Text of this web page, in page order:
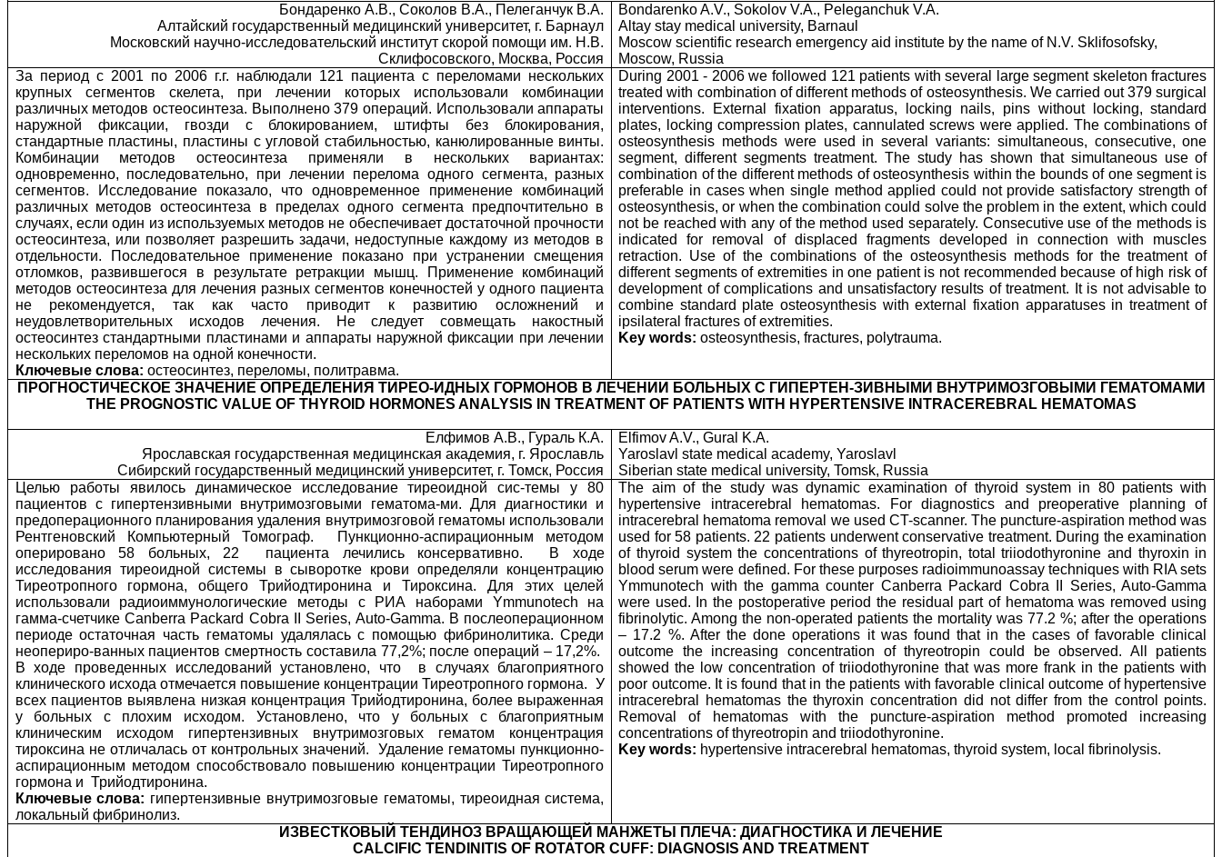
Бондаренко А.В., Соколов В.А., Пелеганчук В.А.
Алтайский государственный медицинский университет, г. Барнаул
Московский научно-исследовательский институт скорой помощи им. Н.В.
Склифосовского, Москва, Россия
Bondarenko A.V., Sokolov V.A., Peleganchuk V.A.
Altay stay medical university, Barnaul
Moscow scientific research emergency aid institute by the name of N.V. Sklifosofsky,
Moscow, Russia
За период с 2001 по 2006 г.г. наблюдали 121 пациента с переломами нескольких
крупных сегментов скелета, при лечении которых использовали комбинации
различных методов остеосинтеза. Выполнено 379 операций. Использовали аппараты
наружной фиксации, гвозди с блокированием, штифты без блокирования,
стандартные пластины, пластины с угловой стабильностью, канюлированные винты.
Комбинации методов остеосинтеза применяли в нескольких вариантах:
одновременно, последовательно, при лечении перелома одного сегмента, разных
сегментов. Исследование показало, что одновременное применение комбинаций
различных методов остеосинтеза в пределах одного сегмента предпочтительно в
случаях, если один из используемых методов не обеспечивает достаточной прочности
остеосинтеза, или позволяет разрешить задачи, недоступные каждому из методов в
отдельности. Последовательное применение показано при устранении смещения
отломков, развившегося в результате ретракции мышц. Применение комбинаций
методов остеосинтеза для лечения разных сегментов конечностей у одного пациента
не рекомендуется, так как часто приводит к развитию осложнений и
неудовлетворительных исходов лечения. Не следует совмещать накостный
остеосинтез стандартными пластинами и аппараты наружной фиксации при лечении
нескольких переломов на одной конечности.
Ключевые слова: остеосинтез, переломы, политравма.
During 2001 - 2006 we followed 121 patients with several large segment skeleton fractures
treated with combination of different methods of osteosynthesis. We carried out 379 surgical
interventions. External fixation apparatus, locking nails, pins without locking, standard
plates, locking compression plates, cannulated screws were applied. The combinations of
osteosynthesis methods were used in several variants: simultaneous, consecutive, one
segment, different segments treatment. The study has shown that simultaneous use of
combination of the different methods of osteosynthesis within the bounds of one segment is
preferable in cases when single method applied could not provide satisfactory strength of
osteosynthesis, or when the combination could solve the problem in the extent, which could
not be reached with any of the method used separately. Consecutive use of the methods is
indicated for removal of displaced fragments developed in connection with muscles
retraction. Use of the combinations of the osteosynthesis methods for the treatment of
different segments of extremities in one patient is not recommended because of high risk of
development of complications and unsatisfactory results of treatment. It is not advisable to
combine standard plate osteosynthesis with external fixation apparatuses in treatment of
ipsilateral fractures of extremities.
Key words: osteosynthesis, fractures, polytrauma.
ПРОГНОСТИЧЕСКОЕ ЗНАЧЕНИЕ ОПРЕДЕЛЕНИЯ ТИРЕО-ИДНЫХ ГОРМОНОВ В ЛЕЧЕНИИ БОЛЬНЫХ С ГИПЕРТЕН-ЗИВНЫМИ ВНУТРИМОЗГОВЫМИ ГЕМАТОМАМИ
THE PROGNOSTIC VALUE OF THYROID HORMONES ANALYSIS IN TREATMENT OF PATIENTS WITH HYPERTENSIVE INTRACEREBRAL HEMATOMAS
Елфимов А.В., Гураль К.А.
Ярославская государственная медицинская академия, г. Ярославль
Сибирский государственный медицинский университет, г. Томск, Россия
Elfimov A.V., Gural K.A.
Yaroslavl state medical academy, Yaroslavl
Siberian state medical university, Tomsk, Russia
Целью работы явилось динамическое исследование тиреоидной сис-темы у 80
пациентов с гипертензивными внутримозговыми гематома-ми. Для диагностики и
предоперационного планирования удаления внутримозговой гематомы использовали
Рентгеновский Компьютерный Томограф.
Пункционно-аспирационным методом
оперировано 58 больных, 22
пациента лечились консервативно.
В ходе
исследования тиреоидной системы в сыворотке крови определяли концентрацию
Тиреотропного гормона, общего Трийодтиронина и Тироксина. Для этих целей
использовали радиоиммунологические методы с РИА наборами Ymmunotech на
гамма-счетчике Canberra Packard Cobra II Series, Auto-Gamma. В послеоперационном
периоде остаточная часть гематомы удалялась с помощью фибринолитика. Среди
неопериро-ванных пациентов смертность составила 77,2%; после операций – 17,2%.
В ходе проведенных исследований установлено, что
в случаях благоприятного
клинического исхода отмечается повышение концентрации Тиреотропного гормона. У
всех пациентов выявлена низкая концентрация Трийодтиронина, более выраженная
у больных с плохим исходом. Установлено, что у больных с благоприятным
клиническим исходом гипертензивных внутримозговых гематом концентрация
тироксина не отличалась от контрольных значений.
Удаление гематомы пункционно-
аспирационным методом способствовало повышению концентрации Тиреотропного
гормона и Трийодтиронина.
Ключевые слова: гипертензивные внутримозговые гематомы, тиреоидная система,
локальный фибринолиз.
The aim of the study was dynamic examination of thyroid system in 80 patients with
hypertensive intracerebral hematomas. For diagnostics and preoperative planning of
intracerebral hematoma removal we used CT-scanner. The puncture-aspiration method was
used for 58 patients. 22 patients underwent conservative treatment. During the examination
of thyroid system the concentrations of thyreotropin, total triiodothyronine and thyroxin in
blood serum were defined. For these purposes radioimmunoassay techniques with RIA sets
Ymmunotech with the gamma counter Canberra Packard Cobra II Series, Auto-Gamma
were used. In the postoperative period the residual part of hematoma was removed using
fibrinolytic. Among the non-operated patients the mortality was 77.2 %; after the operations
– 17.2 %. After the done operations it was found that in the cases of favorable clinical
outcome the increasing concentration of thyreotropin could be observed. All patients
showed the low concentration of triiodothyronine that was more frank in the patients with
poor outcome. It is found that in the patients with favorable clinical outcome of hypertensive
intracerebral hematomas the thyroxin concentration did not differ from the control points.
Removal of hematomas with the puncture-aspiration method promoted increasing
concentrations of thyreotropin and triiodothyronine.
Key words: hypertensive intracerebral hematomas, thyroid system, local fibrinolysis.
ИЗВЕСТКОВЫЙ ТЕНДИНОЗ ВРАЩАЮЩЕЙ МАНЖЕТЫ ПЛЕЧА: ДИАГНОСТИКА И ЛЕЧЕНИЕ
CALCIFIC TENDINITIS OF ROTATOR CUFF: DIAGNOSIS AND TREATMENT